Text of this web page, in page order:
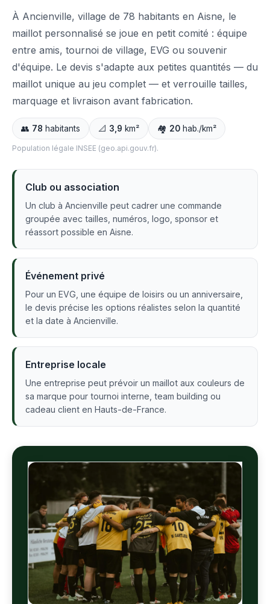
À Ancienville, village de 78 habitants en Aisne, le
maillot personnalisé se joue en petit comité : équipe
entre amis, tournoi de village, EVG ou souvenir
d'équipe. Le devis s'adapte aux petites quantités — du
maillot unique au jeu complet — et verrouille tailles,
marquage et livraison avant fabrication.
👥 78 habitants 📐 3,9 km² 🏘️ 20 hab./km²
Population légale INSEE (geo.api.gouv.fr).
Club ou association
Un club à Ancienville peut cadrer une commande
groupée avec tailles, numéros, logo, sponsor et
réassort possible en Aisne.
Événement privé
Pour un EVG, une équipe de loisirs ou un anniversaire,
le devis précise les options réalistes selon la quantité
et la date à Ancienville.
Entreprise locale
Une entreprise peut prévoir un maillot aux couleurs de
sa marque pour tournoi interne, team building ou
cadeau client en Hauts-de-France.